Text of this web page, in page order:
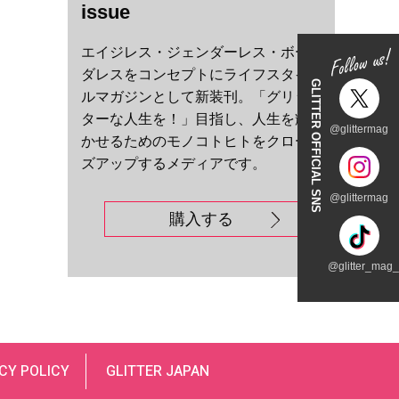
GLITTER OFFICIAL SNS @glittermag
@glittermag
issue
エイジレス・ジェンダーレス・ボー
ダレスをコンセプトにライフスタイ
ルマガジンとして新装刊。「グリッ
ターな人生を！」目指し、人生を輝
かせるためのモノコトヒトをクロー
ズアップするメディアです。
購入する
POLICY GLITTER JAPAN